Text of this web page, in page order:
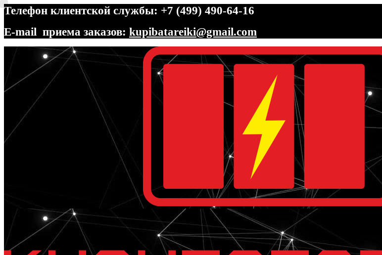
Телефон клиентской службы: +7 (499) 490-64-16
E-mail приема заказов: kupibatareiki@gmail.com
Перейти
навигации
Перейти
содержимому